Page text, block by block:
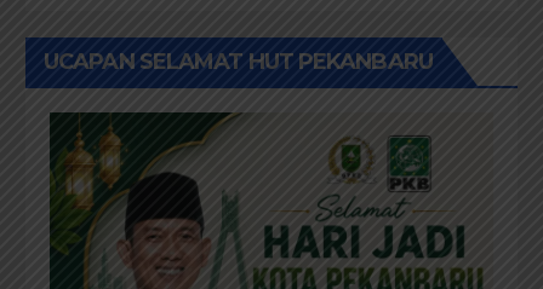
UCAPAN SELAMAT HUT PEKANBARU